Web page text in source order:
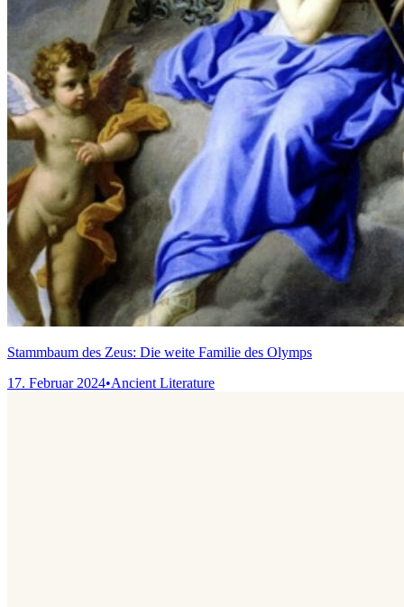
Stammbaum des Zeus: Die weite Familie des Olymps
17. Februar 2024•Ancient Literature